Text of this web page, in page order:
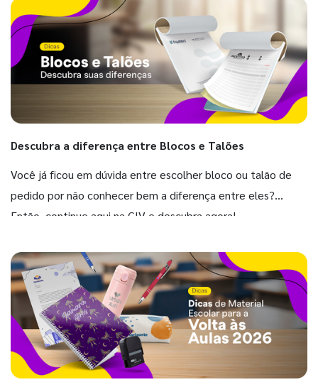
Descubra a diferença entre Blocos e Talões
Você já ficou em dúvida entre escolher bloco ou talão de
pedido por não conhecer bem a diferença entre eles?
Então, continue aqui na GIV e descubra agora!